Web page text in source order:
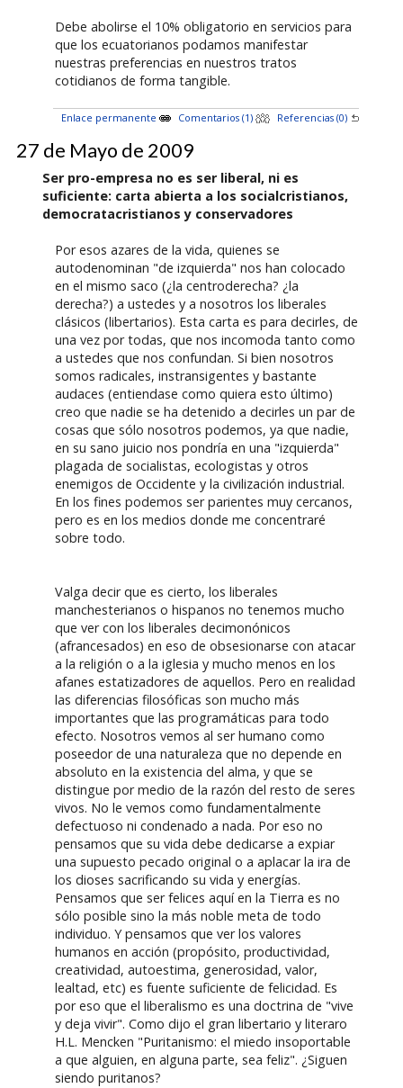
Debe abolirse el 10% obligatorio en servicios para
que los ecuatorianos podamos manifestar
nuestras preferencias en nuestros tratos
cotidianos de forma tangible.
Enlace permanente Comentarios (1) Referencias (0)
27 de Mayo de 2009
Ser pro-empresa no es ser liberal, ni es
suficiente: carta abierta a los socialcristianos,
democratacristianos y conservadores
Por esos azares de la vida, quienes se
autodenominan "de izquierda" nos han colocado
en el mismo saco (¿la centroderecha? ¿la
derecha?) a ustedes y a nosotros los liberales
clásicos (libertarios). Esta carta es para decirles, de
una vez por todas, que nos incomoda tanto como
a ustedes que nos confundan. Si bien nosotros
somos radicales, instransigentes y bastante
audaces (entiendase como quiera esto último)
creo que nadie se ha detenido a decirles un par de
cosas que sólo nosotros podemos, ya que nadie,
en su sano juicio nos pondría en una "izquierda"
plagada de socialistas, ecologistas y otros
enemigos de Occidente y la civilización industrial.
En los fines podemos ser parientes muy cercanos,
pero es en los medios donde me concentraré
sobre todo.
Valga decir que es cierto, los liberales
manchesterianos o hispanos no tenemos mucho
que ver con los liberales decimonónicos
(afrancesados) en eso de obsesionarse con atacar
a la religión o a la iglesia y mucho menos en los
afanes estatizadores de aquellos. Pero en realidad
las diferencias filosóficas son mucho más
importantes que las programáticas para todo
efecto. Nosotros vemos al ser humano como
poseedor de una naturaleza que no depende en
absoluto en la existencia del alma, y que se
distingue por medio de la razón del resto de seres
vivos. No le vemos como fundamentalmente
defectuoso ni condenado a nada. Por eso no
pensamos que su vida debe dedicarse a expiar
una supuesto pecado original o a aplacar la ira de
los dioses sacrificando su vida y energías.
Pensamos que ser felices aquí en la Tierra es no
sólo posible sino la más noble meta de todo
individuo. Y pensamos que ver los valores
humanos en acción (propósito, productividad,
creatividad, autoestima, generosidad, valor,
lealtad, etc) es fuente suficiente de felicidad. Es
por eso que el liberalismo es una doctrina de "vive
y deja vivir". Como dijo el gran libertario y literaro
H.L. Mencken "Puritanismo: el miedo insoportable
a que alguien, en alguna parte, sea feliz". ¿Siguen
siendo puritanos?